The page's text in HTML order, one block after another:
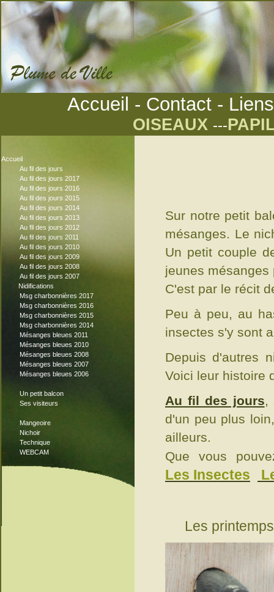
Accueil - Contact- Liens
OISEAUX ---
Accueil
Au fil des jours
Au fil des jours 2017
Au fil des jours 2016
Au fil des jours 2015
Au fil des jours 2014
Au fil des jours 2013
Au fil des jours 2012
Au fil des jours 2011
Au fil des jours 2010
Au fil des jours 2009
Au fil des jours 2008
Au fil des jours 2007
Nidifications
Msg charbonnières 2017
Msg charbonnières 2016
Msg charbonnières 2015
Msg charbonnières 2014
Mésanges bleues 2011
Mésanges bleues 2010
Mésanges bleues 2008
Mésanges bleues 2007
Mésanges bleues 2006
Un petit balcon
Ses visiteurs
Mangeoire
Nichoir
Technique
WEBCAM
Sur notre petit
mésanges. Le
Un petit couple
jeunes
C'est par le récit
Peu à peu, au
insectes s'y sont
Depuis d'autres
Voici leur histoire
Au fil des jours,
d'un peu plus
ailleurs.
Que vous
Les Insectes
Les